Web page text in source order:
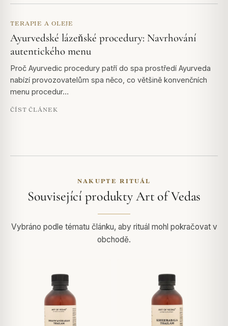
TERAPIE A OLEJE
Ayurvedské lázeňské procedury: Navrhování
autentického menu
Proč Ayurvedic procedury patří do spa prostředí Ayurveda
nabízí provozovatelům spa něco, co většině konvenčních
menu procedur…
ČÍST ČLÁNEK
NAKUPTE RITUÁL
Související produkty Art of Vedas
Vybráno podle tématu článku, aby rituál mohl pokračovat v
obchodě.